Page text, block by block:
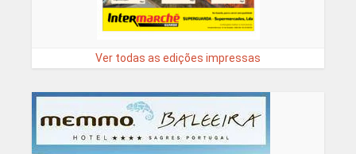
Ver todas as edições impressas